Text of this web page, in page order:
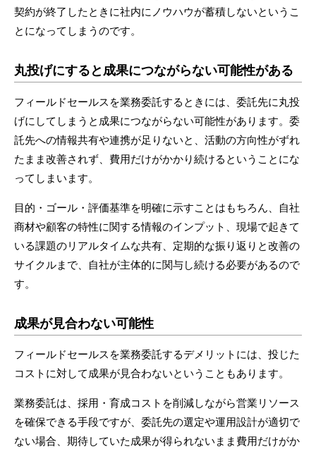
契約が終了したときに社内にノウハウが蓄積しないというこ
とになってしまうのです。
丸投げにすると成果につながらない可能性がある
フィールドセールスを業務委託するときには、委託先に丸投
げにしてしまうと成果につながらない可能性があります。委
託先への情報共有や連携が足りないと、活動の方向性がずれ
たまま改善されず、費用だけがかかり続けるということにな
ってしまいます。
目的・ゴール・評価基準を明確に示すことはもちろん、自社
商材や顧客の特性に関する情報のインプット、現場で起きて
いる課題のリアルタイムな共有、定期的な振り返りと改善の
サイクルまで、自社が主体的に関与し続ける必要があるので
す。
成果が見合わない可能性
フィールドセールスを業務委託するデメリットには、投じた
コストに対して成果が見合わないということもあります。
業務委託は、採用・育成コストを削減しながら営業リソース
を確保できる手段ですが、委託先の選定や運用設計が適切で
ない場合、期待していた成果が得られないまま費用だけがか